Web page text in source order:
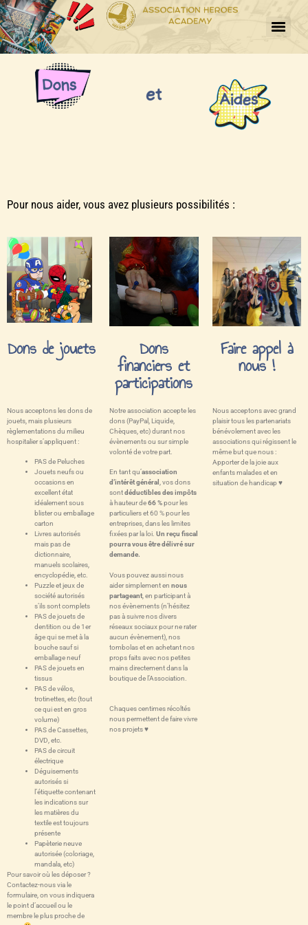
Pour nous aider, vous avez plusieurs possibilités :
Dons de jouets Dons
financiers et
participations
Faire appel à
nous !
Nous acceptons les dons de
jouets, mais plusieurs
règlementations du milieu
hospitalier s’appliquent :
PAS de Peluches
Jouets neufs ou
occasions en
excellent état
idéalement sous
blister ou emballage
carton
Livres autorisés
mais pas de
dictionnaire,
manuels scolaires,
encyclopédie, etc.
Puzzle et jeux de
société autorisés
s’ils sont complets
PAS de jouets de
dentition ou de 1er
âge qui se met à la
bouche sauf si
emballage neuf
PAS de jouets en
tissus
PAS de vélos,
trotinettes, etc (tout
ce qui est en gros
volume)
PAS de Cassettes,
DVD, etc.
PAS de circuit
électrique
Déguisements
autorisés si
l’étiquette contenant
les indications sur
les matières du
textile est toujours
présente
Papèterie neuve
autorisée (coloriage,
mandala, etc)
Pour savoir où les déposer ?
Contactez-nous via le
formulaire, on vous indiquera
le point d’accueil ou le
membre le plus proche de
Notre association accepte les
dons (PayPal, Liquide,
Chèques, etc) durant nos
évènements ou sur simple
volonté de votre part.
En tant qu’association
d’intérêt général
, vos dons
sontdéductibles des impôts
à hauteur de66 %pour les
particuliers et 60 % pour les
entreprises, dans les limites
fixées par la loi.Un reçu fiscal
pourra vous être délivré sur
demande.
Vous pouvez aussi nous
aider simplement ennous
partageant , en participant à
nos évènements (n’hésitez
pas à suivre nos divers
réseaux sociaux pour ne rater
aucun évènement), nos
tombolas et en achetant nos
props faits avec nos petites
mains directement dans la
boutique de l’Association.
Chaques centimes récoltés
nous permettent de faire vivre
nos projets ♥
Nous acceptons avec grand
plaisir tous les partenariats
bénévolement avec les
associations qui régissent le
même but que nous :
Apporter de la joie aux
enfants malades et en
situation de handicap ♥